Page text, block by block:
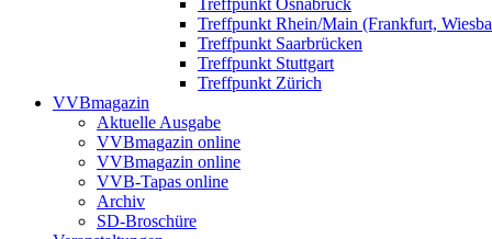
Treffpunkt Osnabrück
Treffpunkt Rhein/Main (Frankfurt,
Treffpunkt Saarbrücken
Treffpunkt Stuttgart
Treffpunkt Zürich
VVBmagazin
Aktuelle Ausgabe
VVBmagazin online
VVBmagazin online
VVB-Tapas online
Archiv
SD-Broschüre